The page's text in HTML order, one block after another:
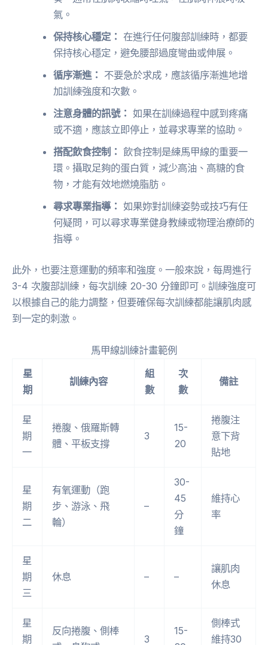
氣。
保持核心穩定： 在進行任何腹部訓練時，都要
保持核心穩定，避免腰部過度彎曲或伸展。
循序漸進： 不要急於求成，應該循序漸進地增
加訓練強度和次數。
注意身體的訊號： 如果在訓練過程中感到疼痛
或不適，應該立即停止，並尋求專業的協助。
搭配飲食控制： 飲食控制是練馬甲線的重要一
環。攝取足夠的蛋白質，減少高油、高糖的食
物，才能有效地燃燒脂肪。
尋求專業指導： 如果妳對訓練姿勢或技巧有任
何疑問，可以尋求專業健身教練或物理治療師的
指導。
此外，也要注意運動的頻率和強度。一般來說，每周進行
3-4 次腹部訓練，每次訓練 20-30 分鐘即可。訓練強度可
以根據自己的能力調整，但要確保每次訓練都能讓肌肉感
到一定的刺激。
馬甲線訓練計畫範例
星
期
訓練內容
組
數
次
數
備註
星
期
一
捲腹、俄羅斯轉
體、平板支撐
3
15-
20
捲腹注
意下背
貼地
星
期
二
有氧運動（跑
步、游泳、飛
輪）
–
30-
45
分
鐘
維持心
率
星
期
三
休息 – –
讓肌肉
休息
星
期
反向捲腹、側棒
3
15-
側棒式
維持30